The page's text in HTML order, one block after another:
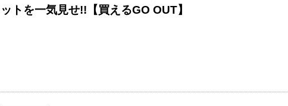
ットを一気見せ!!【買えるGO OUT】